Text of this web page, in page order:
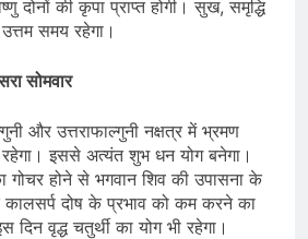
की कृपा प्राप्त होगी। सुख, समृद्धि
समय रहेगा।
सोमवार
और उत्तराफाल्गुनी नक्षत्र में भ्रमण
रहेगा। इससे अत्यंत शुभ धन योग बनेगा।
होने से भगवान शिव की उपासना के
दोष के प्रभाव को कम करने का
वृद्ध चतुर्थी का योग भी रहेगा।